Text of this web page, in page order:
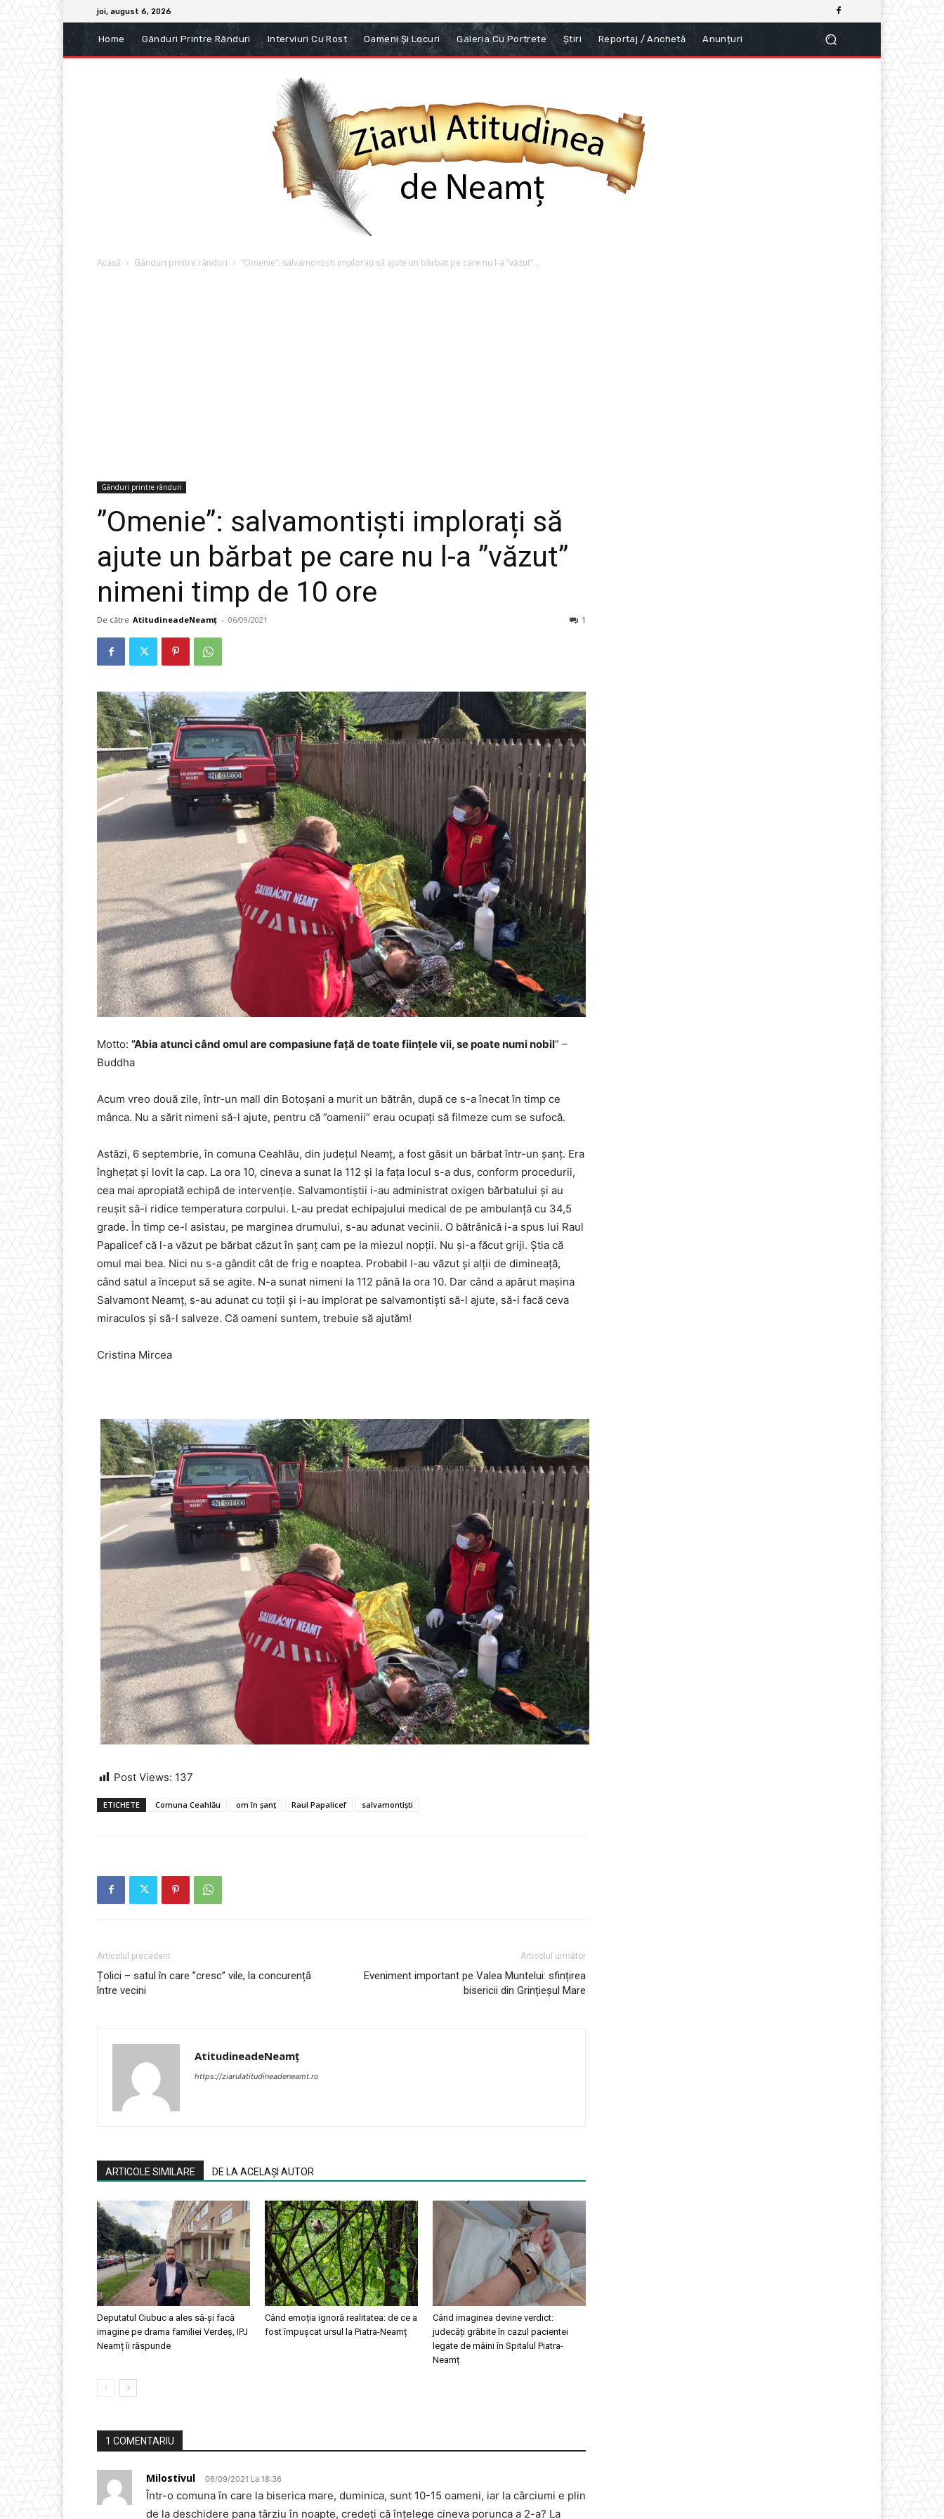
joi, august 6, 2026
Home Gânduri Printre Rânduri Interviuri Cu Rost Oameni Și Locuri Galeria Cu Portrete Știri Reportaj / Anchetă Anunțuri
Acasă Gânduri printre rânduri ”Omenie”: salvamontiști implorați să ajute un bărbat pe care nu l-a ”văzut”...
Gânduri printre rânduri
”Omenie”: salvamontiști implorați să
ajute un bărbat pe care nu l-a ”văzut”
nimeni timp de 10 ore
De către AtitudineadeNeamț - 06/09/2021 1
Motto: ”Abia atunci când omul are compasiune față de toate ființele vii, se poate numi nobil” –
Buddha
Acum vreo două zile, într-un mall din Botoșani a murit un bătrân, după ce s-a înecat în timp ce
mânca. Nu a sărit nimeni să-l ajute, pentru că ”oamenii” erau ocupați să filmeze cum se sufocă.
Astăzi, 6 septembrie, în comuna Ceahlău, din județul Neamț, a fost găsit un bărbat într-un șanț. Era
înghețat și lovit la cap. La ora 10, cineva a sunat la 112 și la fața locul s-a dus, conform procedurii,
cea mai apropiată echipă de intervenție. Salvamontiștii i-au administrat oxigen bărbatului și au
reușit să-i ridice temperatura corpului. L-au predat echipajului medical de pe ambulanță cu 34,5
grade. În timp ce-l asistau, pe marginea drumului, s-au adunat vecinii. O bătrânică i-a spus lui Raul
Papalicef că l-a văzut pe bărbat căzut în șanț cam pe la miezul nopții. Nu și-a făcut griji. Știa că
omul mai bea. Nici nu s-a gândit cât de frig e noaptea. Probabil l-au văzut și alții de dimineață,
când satul a început să se agite. N-a sunat nimeni la 112 până la ora 10. Dar când a apărut mașina
Salvamont Neamț, s-au adunat cu toții și i-au implorat pe salvamontiști să-l ajute, să-i facă ceva
miraculos și să-l salveze. Că oameni suntem, trebuie să ajutăm!
Cristina Mircea
Post Views: 137
ETICHETE Comuna Ceahlău om în șanț Raul Papalicef salvamontiști
Articolul precedent
Țolici – satul în care ”cresc” vile, la concurență
între vecini
Articolul următor
Eveniment important pe Valea Muntelui: sfințirea
bisericii din Grințieșul Mare
AtitudineadeNeamț
https://ziarulatitudineadeneamt.ro
ARTICOLE SIMILARE DE LA ACELAȘI AUTOR
Deputatul Ciubuc a ales să-și facă
imagine pe drama familiei Verdeș, IPJ
Neamț îi răspunde
Când emoția ignoră realitatea: de ce a
fost împușcat ursul la Piatra-Neamț
Când imaginea devine verdict:
judecăți grăbite în cazul pacientei
legate de mâini în Spitalul Piatra-
Neamț
1 COMENTARIU
Milostivul 06/09/2021 La 18:36
Într-o comuna în care la biserica mare, duminica, sunt 10-15 oameni, iar la cârciumi e plin
de la deschidere pana târziu în noapte, credeți că înțelege cineva porunca a 2-a? La